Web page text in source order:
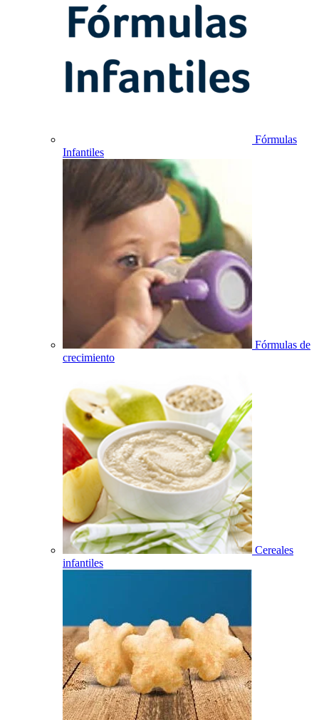
Fórmulas
Infantiles
Fórmulas de
crecimiento
Cereales
infantiles